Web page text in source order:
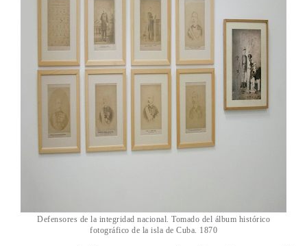
Defensores de la integridad nacional. Tomado del álbum histórico
fotográfico de la isla de Cuba. 1870